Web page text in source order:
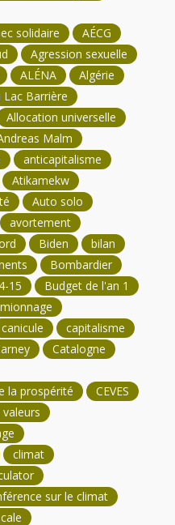
solidaire
AÉCG
Agression sexuelle
ALÉNA
Algérie
Lac Barrière
Allocation universelle
Malm
anticapitalisme
Atikamekw
Auto solo
avortement
Biden
bilan
Bombardier
15
Budget de l'an 1
canicule
capitalisme
Catalogne
la prospérité
CEVES
climat
sur le climat